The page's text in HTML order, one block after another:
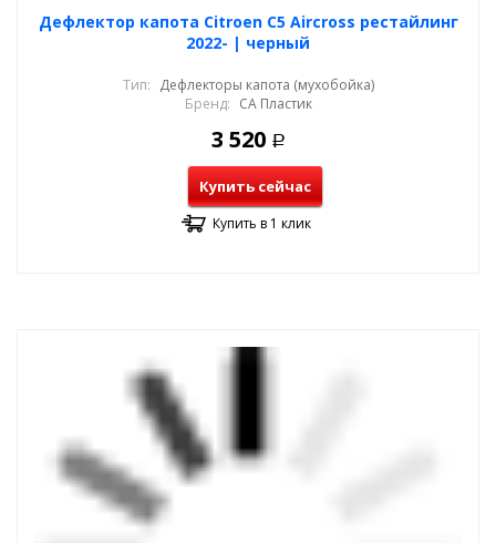
Дефлектор капота Citroen C5 Aircross рестайлинг
2022- | черный
Тип: Дефлекторы капота (мухобойка)
Бренд: СА Пластик
3 520 Р
Купить сейчас
Купить в 1 клик